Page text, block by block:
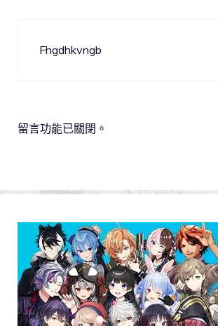
Fhgdhkvngb
留言功能已關閉。